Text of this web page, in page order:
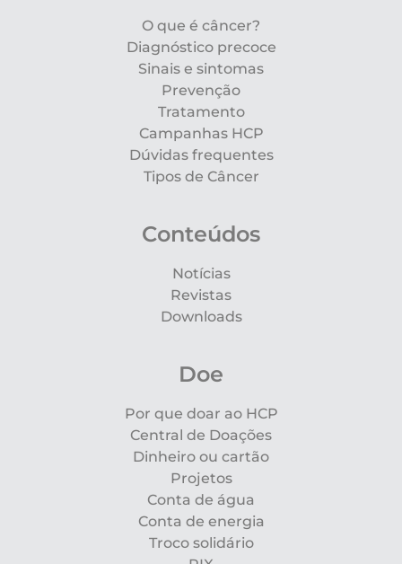
O que é câncer?
Diagnóstico precoce
Sinais e sintomas
Prevenção
Tratamento
Campanhas HCP
Dúvidas frequentes
Tipos de Câncer
Conteúdos
Notícias
Revistas
Downloads
Doe
Por que doar ao HCP
Central de Doações
Dinheiro ou cartão
Projetos
Conta de água
Conta de energia
Troco solidário